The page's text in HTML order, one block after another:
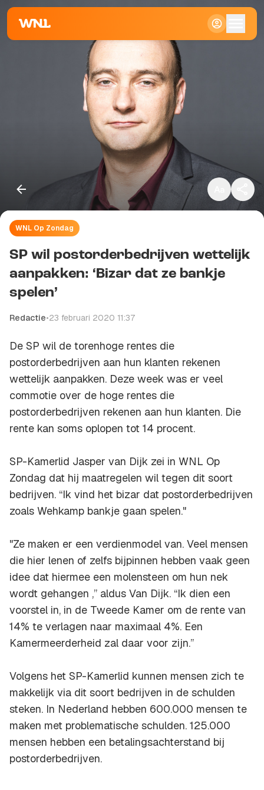
Standaard
Groot
WNL Op Zondag
SP wil postorderbedrijven wettelijk
aanpakken: ‘Bizar dat ze bankje
spelen’
Redactie•23 februari 2020 11:37
De SP wil de torenhoge rentes die
postorderbedrijven aan hun klanten rekenen
wettelijk aanpakken. Deze week was er veel
commotie over de hoge rentes die
postorderbedrijven rekenen aan hun klanten. Die
rente kan soms oplopen tot 14 procent.
SP-Kamerlid Jasper van Dijk zei in WNL Op
Zondag dat hij maatregelen wil tegen dit soort
bedrijven. “Ik vind het bizar dat postorderbedrijven
zoals Wehkamp bankje gaan spelen."
"Ze maken er een verdienmodel van. Veel mensen
die hier lenen of zelfs bijpinnen hebben vaak geen
idee dat hiermee een molensteen om hun nek
wordt gehangen ,” aldus Van Dijk. “Ik dien een
voorstel in, in de Tweede Kamer om de rente van
14% te verlagen naar maximaal 4%. Een
Kamermeerderheid zal daar voor zijn.”
Volgens het SP-Kamerlid kunnen mensen zich te
makkelijk via dit soort bedrijven in de schulden
steken. In Nederland hebben 600.000 mensen te
maken met problematische schulden. 125.000
mensen hebben een betalingsachterstand bij
postorderbedrijven.